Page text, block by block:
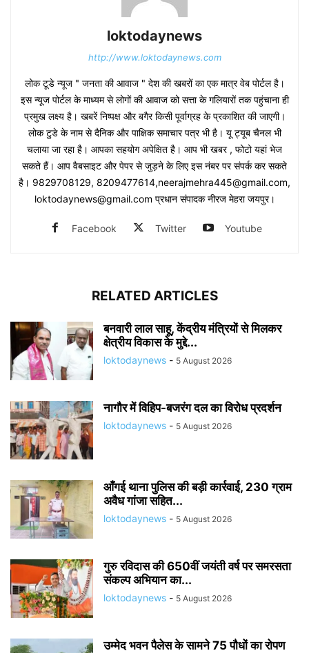
loktodaynews
http://www.loktodaynews.com
लोक टूडे न्यूज " जनता की आवाज " देश की खबरों का एक मात्र वेब पोर्टल है।
इस न्यूज पोर्टल के माध्यम से लोगों की आवाज को सत्ता के गलियारों तक पहुंचाना ही
प्रमुख लक्ष्य है। खबरें निष्पक्ष और बगैर किसी पूर्वाग्रह के प्रकाशित की जाएगी।
लोक टुडे के नाम से दैनिक और पाक्षिक समाचार पत्र भी है। यू ट्यूब चैनल भी
चलाया जा रहा है। आपका सहयोग अपेक्षित है। आप भी खबर , फोटो यहां भेज
सकते हैं। आप वैबसाइट और पेपर से जुड़ने के लिए इस नंबर पर संपर्क कर सकते
है। 9829708129, 8209477614,neerajmehra445@gmail.com,
loktodaynews@gmail.com प्रधान संपादक नीरज मेहरा जयपुर।
Facebook Twitter Youtube
RELATED ARTICLES
बनवारी लाल साहू, केंद्रीय मंत्रियों से मिलकर
क्षेत्रीय विकास के मुद्दे...
loktodaynews - 5 August 2026
नागौर में विहिप-बजरंग दल का विरोध प्रदर्शन
loktodaynews - 5 August 2026
आँगई थाना पुलिस की बड़ी कार्रवाई, 230 ग्राम
अवैध गांजा सहित...
loktodaynews - 5 August 2026
गुरु रविदास की 650वीं जयंती वर्ष पर समरसता
संकल्प अभियान का...
loktodaynews - 5 August 2026
उम्मेद भवन पैलेस के सामने 75 पौधों का रोपण